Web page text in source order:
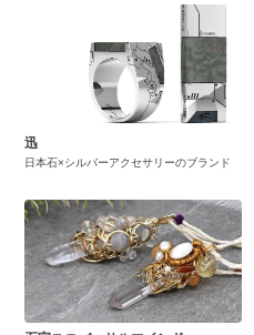
迅
日本石×シルバーアクセサリーのブランド